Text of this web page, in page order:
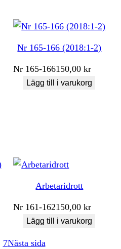
Nr 165-166 (2018:1-2)
Nr 165-166150,00kr
Lägg till i varukorg
Arbetaridrott
Nr 161-162150,00kr
Lägg till i varukorg
7Nästa sida